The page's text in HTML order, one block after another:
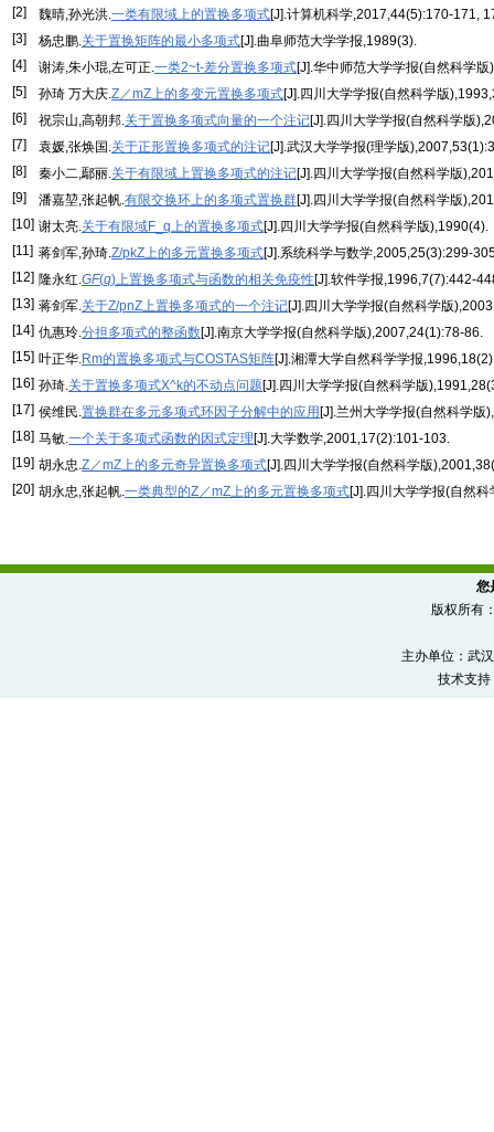
[2]
魏晴,孙光洪.一类有限域上的置换多项式[J].计算机科学,2017,44(5):170-171,
[3]
杨忠鹏.关于置换矩阵的最小多项式[J].曲阜师范大学学报,1989(3).
[4]
谢涛,朱小琨,左可正.一类2~t-差分置换多项式[J].华中师范大学学报(自然科学
[5]
孙琦 万大庆.Z／mZ上的多变元置换多项式[J].四川大学学报(自然科学版
[6]
祝宗山,高朝邦.关于置换多项式向量的一个注记[J].四川大学学报(自然科学版
[7]
袁媛,张焕国.关于正形置换多项式的注记[J].武汉大学学报(理学版
[8]
秦小二,鄢丽.关于有限域上置换多项式的注记[J].四川大学学报(自然科学版
[9]
潘嘉堃,张起帆.有限交换环上的多项式置换群[J].四川大学学报(自然科学版
[10] 谢太亮.关于有限域F_q上的置换多项式[J].四川大学学报(自然科学版),1990(4).
[11] 蒋剑军,孙琦.Z/pkZ上的多元置换多项式[J].系统科学与数学,2005,25(3):299-
[12] 隆永红.GF(q)上置换多项式与函数的相关免疫性[J].软件学报,1996,7(7):442-
[13] 蒋剑军.关于Z/pnZ上置换多项式的一个注记[J].四川大学学报(自然科学版
[14] 仇惠玲.分担多项式的整函数[J].南京大学学报(自然科学版),2007,24(1):78-86.
[15] 叶正华.Rm的置换多项式与COSTAS矩阵[J].湘潭大学自然科学学报
[16] 孙琦.关于置换多项式X^k的不动点问题[J].四川大学学报(自然科学版
[17] 侯维民.置换群在多元多项式环因子分解中的应用 [J].兰州大学学报(自然科学版
[18] 马敏.一个关于多项式函数的因式定理[J].大学数学,2001,17(2):101-103.
[19] 胡永忠.Z／mZ上的多元奇异置换多项式[J].四川大学学报(自然科学版
[20] 胡永忠,张起帆.一类典型的Z／mZ上的多元置换多项式[J].四川大学学报(自然
您
版权所有
主办单位：武
技术支持